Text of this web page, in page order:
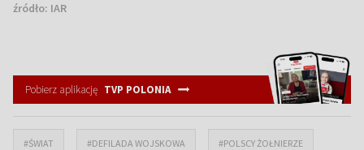
źródło: IAR
Pobierz aplikację TVP POLONIA
#ŚWIAT #DEFILADA WOJSKOWA #POLSCY ŻOŁNIERZE